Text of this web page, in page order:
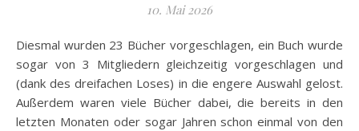
10. Mai 2026
Diesmal wurden 23 Bücher vorgeschlagen, ein Buch wurde
sogar von 3 Mitgliedern gleichzeitig vorgeschlagen und
(dank des dreifachen Loses) in die engere Auswahl gelost.
Außerdem waren viele Bücher dabei, die bereits in den
letzten Monaten oder sogar Jahren schon einmal von den